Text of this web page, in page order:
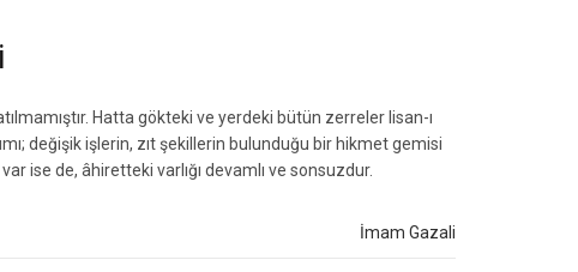
Hatta gökteki ve yerdeki bütün zerreler lisan-ı
değişik işlerin, zıt şekillerin bulunduğu bir hikmet gemisi
ise de, âhiretteki varlığı devamlı ve sonsuzdur.
İmam Gazali